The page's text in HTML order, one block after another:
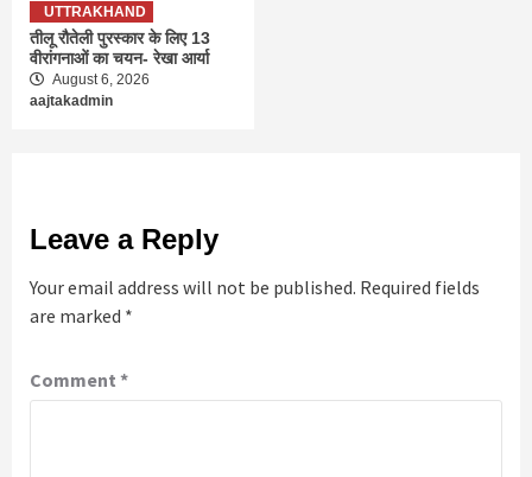
UTTRAKHAND
तीलू रौतेली पुरस्कार के लिए 13
वीरांगनाओं का चयन- रेखा आर्या
August 6, 2026
aajtakadmin
Leave a Reply
Your email address will not be published. Required fields
are marked *
Comment *